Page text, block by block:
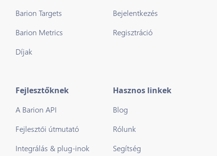
Barion Targets
Barion Metrics
Díjak
Bejelentkezés
Regisztráció
Fejlesztőknek
A Barion API
Fejlesztői útmutató
Integrálás & plug-inok
Hasznos linkek
Blog
Rólunk
Segítség